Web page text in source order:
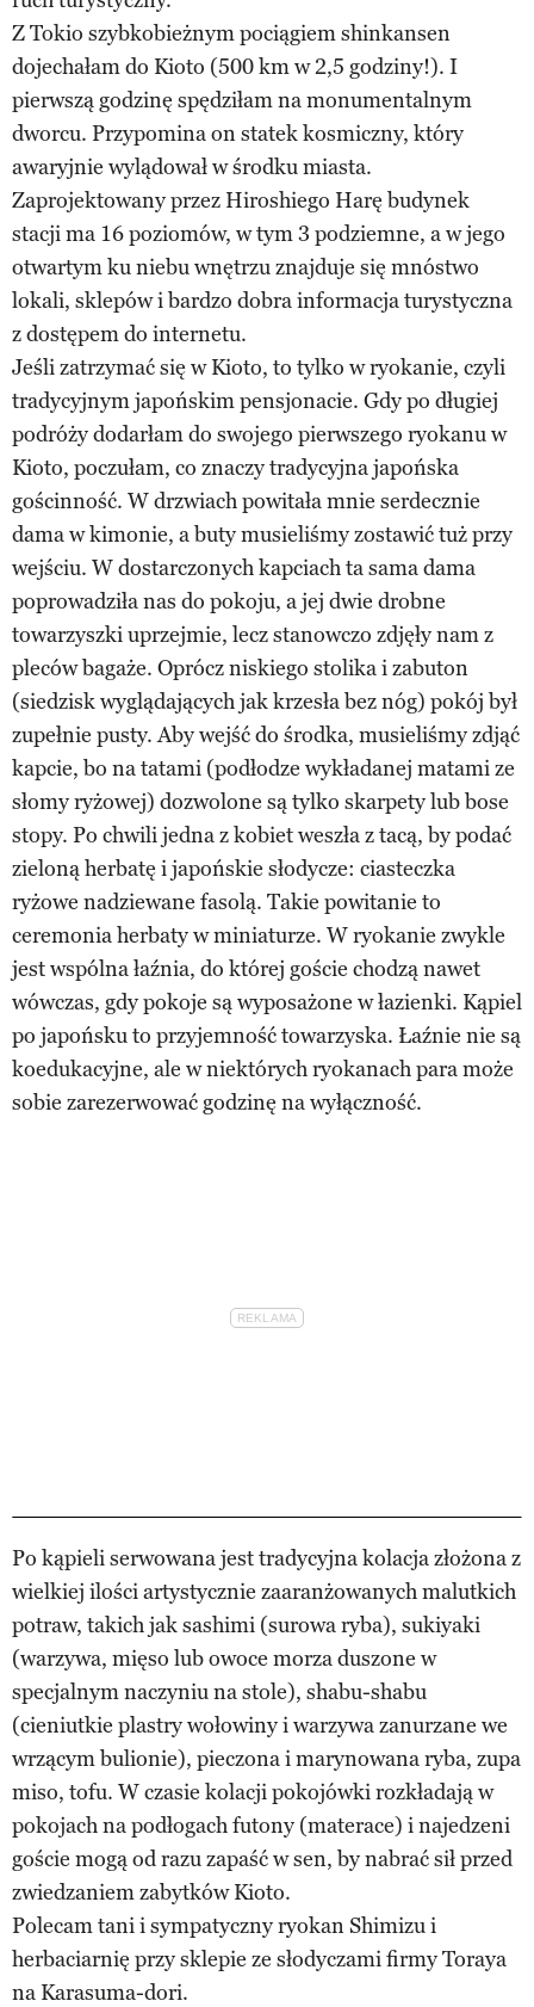
Z Tokio szybkobieżnym pociągiem shinkansen
dojechałam do Kioto (500 km w 2,5 godziny!). I
pierwszą godzinę spędziłam na monumentalnym
dworcu. Przypomina on statek kosmiczny, który
awaryjnie wylądował w środku miasta.
Zaprojektowany przez Hiroshiego Harę budynek
stacji ma 16 poziomów, w tym 3 podziemne, a w jego
otwartym ku niebu wnętrzu znajduje się mnóstwo
lokali, sklepów i bardzo dobra informacja turystyczna
z dostępem do internetu.
Jeśli zatrzymać się w Kioto, to tylko w ryokanie, czyli
tradycyjnym japońskim pensjonacie. Gdy po długiej
podróży dodarłam do swojego pierwszego ryokanu w
Kioto, poczułam, co znaczy tradycyjna japońska
gościnność. W drzwiach powitała mnie serdecznie
dama w kimonie, a buty musieliśmy zostawić tuż przy
wejściu. W dostarczonych kapciach ta sama dama
poprowadziła nas do pokoju, a jej dwie drobne
towarzyszki uprzejmie, lecz stanowczo zdjęły nam z
pleców bagaże. Oprócz niskiego stolika i zabuton
(siedzisk wyglądających jak krzesła bez nóg) pokój był
zupełnie pusty. Aby wejść do środka, musieliśmy zdjąć
kapcie, bo na tatami (podłodze wykładanej matami ze
słomy ryżowej) dozwolone są tylko skarpety lub bose
stopy. Po chwili jedna z kobiet weszła z tacą, by podać
zieloną herbatę i japońskie słodycze: ciasteczka
ryżowe nadziewane fasolą. Takie powitanie to
ceremonia herbaty w miniaturze. W ryokanie zwykle
jest wspólna łaźnia, do której goście chodzą nawet
wówczas, gdy pokoje są wyposażone w łazienki. Kąpiel
po japońsku to przyjemność towarzyska. Łaźnie nie są
koedukacyjne, ale w niektórych ryokanach para może
sobie zarezerwować godzinę na wyłączność.
Po kąpieli serwowana jest tradycyjna kolacja złożona z
wielkiej ilości artystycznie zaaranżowanych malutkich
potraw, takich jak sashimi (surowa ryba), sukiyaki
(warzywa, mięso lub owoce morza duszone w
specjalnym naczyniu na stole), shabu-shabu
(cieniutkie plastry wołowiny i warzywa zanurzane we
wrzącym bulionie), pieczona i marynowana ryba, zupa
miso, tofu. W czasie kolacji pokojówki rozkładają w
pokojach na podłogach futony (materace) i najedzeni
goście mogą od razu zapaść w sen, by nabrać sił przed
zwiedzaniem zabytków Kioto.
Polecam tani i sympatyczny ryokan Shimizu i
herbaciarnię przy sklepie ze słodyczami firmy Toraya
na Karasuma-dori.